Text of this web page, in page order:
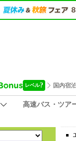
高速バス・ツア